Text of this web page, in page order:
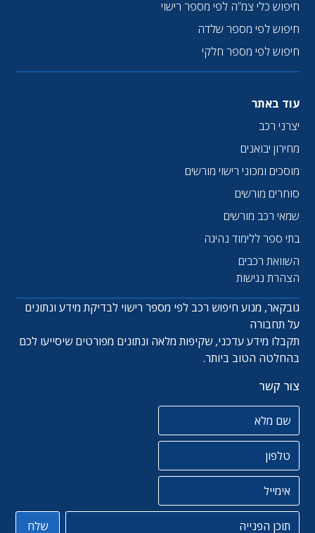
חיפוש כלי צמ”ה לפי מספר רישוי
חיפוש לפי מספר שלדה
חיפוש לפי מספר חלקי
עוד באתר
יצרני רכב
מחירון יבואנים
מוסכים ומכוני רישוי מורשים
סוחרים מורשים
שמאי רכב מורשים
בתי ספר ללימוד נהיגה
השוואת רכבים
הצהרת נגישות
גובקאר, מנוע חיפוש רכב לפי מספר רישוי לבדיקת מידע ונתונים
על תחבורה
תקבלו מידע עדכני, שקיפות מלאה ונתונים מפורטים שיסייעו לכם
בהחלטה הטוב ביותר.
צור קשר
טלפון
שלח